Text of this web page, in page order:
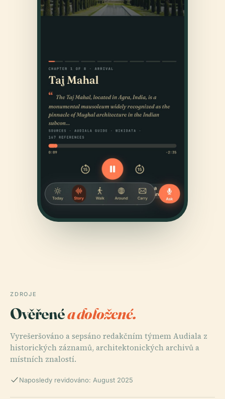
ZDROJE
Ověřenéa doložené.
Vyrešeršováno a sepsáno redakčním týmem Audiala z
historických záznamů, architektonických archivů a
místních znalostí.
Naposledy revidováno: August 2025